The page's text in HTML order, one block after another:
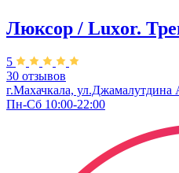
Люксор / Luxor.
5
30 отзывов
г.Махачкала, ул.Джамалутдина
Пн-Сб 10:00-22:00